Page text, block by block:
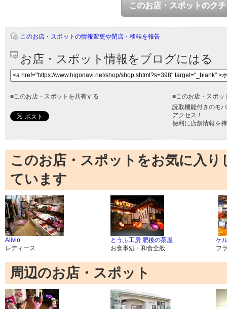
このお店・スポットのク
このお店・スポットの情報変更や閉店・移転を報告
お店・スポット情報をブログにはる
■ このお店・スポットを共有する ■ このお店・スポ
読取機能付きのモ
アクセス！
便利に店舗情報を
このお店・スポットをお気に入
ています
Alivio
レディース
とうふ工房 肥後の茶屋
お食事処・和食全般
ケ
フ
周辺のお店・スポット